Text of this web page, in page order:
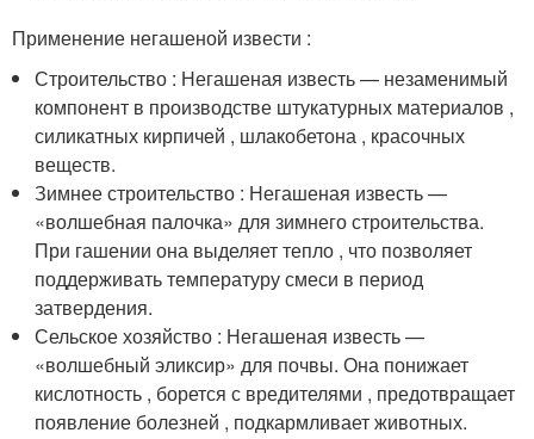
Применение негашеной извести :
Строительство : Негашеная известь — незаменимый
компонент в производстве штукатурных материалов ,
силикатных кирпичей , шлакобетона , красочных
веществ.
Зимнее строительство : Негашеная известь —
«волшебная палочка» для зимнего строительства.
При гашении она выделяет тепло , что позволяет
поддерживать температуру смеси в период
затвердения.
Сельское хозяйство : Негашеная известь —
«волшебный эликсир» для почвы. Она понижает
кислотность , борется с вредителями , предотвращает
появление болезней , подкармливает животных.